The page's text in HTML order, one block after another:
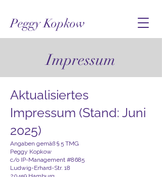
Peggy Kopkow
Impressum
Aktualisiertes
Impressum (Stand: Juni
2025)
Angaben gemäß § 5 TMG
Peggy Kopkow
c/o IP-Management #8685
Ludwig-Erhard-Str. 18